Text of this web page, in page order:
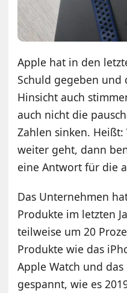
Apple hat in den
Schuld gegeben und
Hinsicht auch
auch nicht die
Zahlen sinken. Heißt:
weiter geht, dann
eine Antwort für die
Das Unternehmen
Produkte im letzten
teilweise um 20
Produkte wie das
Apple Watch und
gespannt, wie es